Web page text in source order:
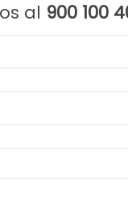
al 900 100